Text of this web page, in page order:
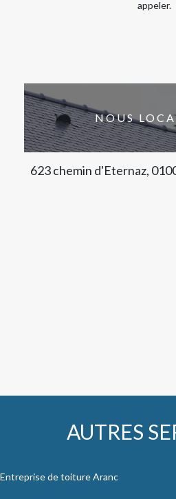
appeler.
NOUS
623 chemin d'Eternaz,
AUTRES
Entreprise de toiture Aranc